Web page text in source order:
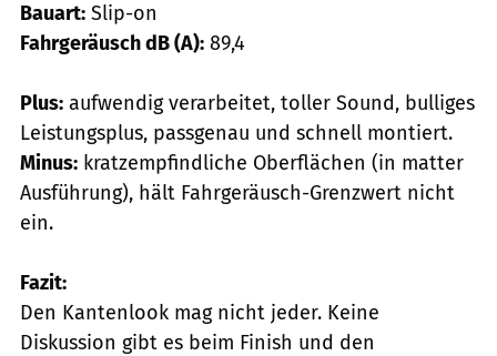
Bauart: Slip-on
Fahrgeräusch dB (A): 89,4
Plus: aufwendig verarbeitet, toller Sound, bulliges
Leistungsplus, passgenau und schnell montiert.
Minus: kratzempfindliche Oberflächen (in matter
Ausführung), hält Fahrgeräusch-Grenzwert nicht
ein.
Fazit:
Den Kantenlook mag nicht jeder. Keine
Diskussion gibt es beim Finish und den